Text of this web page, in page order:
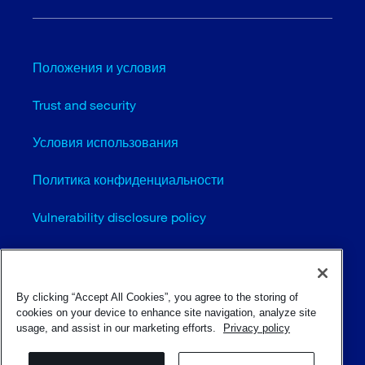
Положения и условия
Trust and security
Условия использования
Политика конфиденциальности
Vulnerability disclosure policy
Cookie settings (EN)
Карта сайта
© Sulzer Ltd 1996 - 2025
By clicking “Accept All Cookies”, you agree to the storing of
cookies on your device to enhance site navigation, analyze site
usage, and assist in our marketing efforts.
Privacy policy